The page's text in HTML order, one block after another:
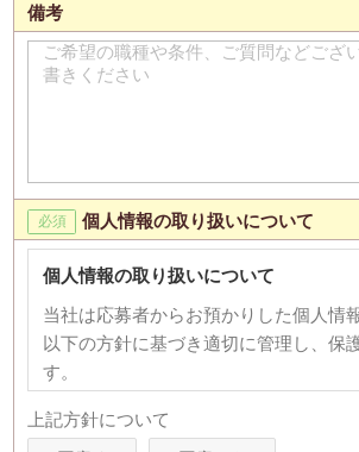
備考
個人情報の取り扱いについて
個人情報の取り扱いについて
当社は応募者からお預かりした個人情
以下の方針に基づき適切に管理し、保
す。
【個人情報の利用目的】
上記方針について